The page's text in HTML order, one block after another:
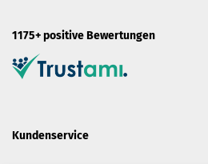
1175+ positive Bewertungen
Kundenservice